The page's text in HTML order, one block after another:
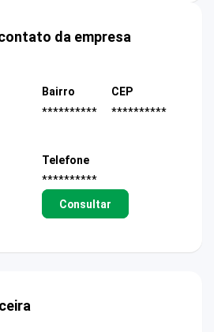
da empresa
Bairro
**********
CEP
**********
Telefone
**********
Consultar